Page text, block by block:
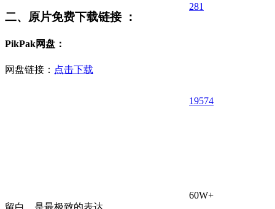
二、原片免费下载链接 ：
PikPak网盘：
网盘链接： 点击下载
281
19574
60W+
留白，是最极致的表达。